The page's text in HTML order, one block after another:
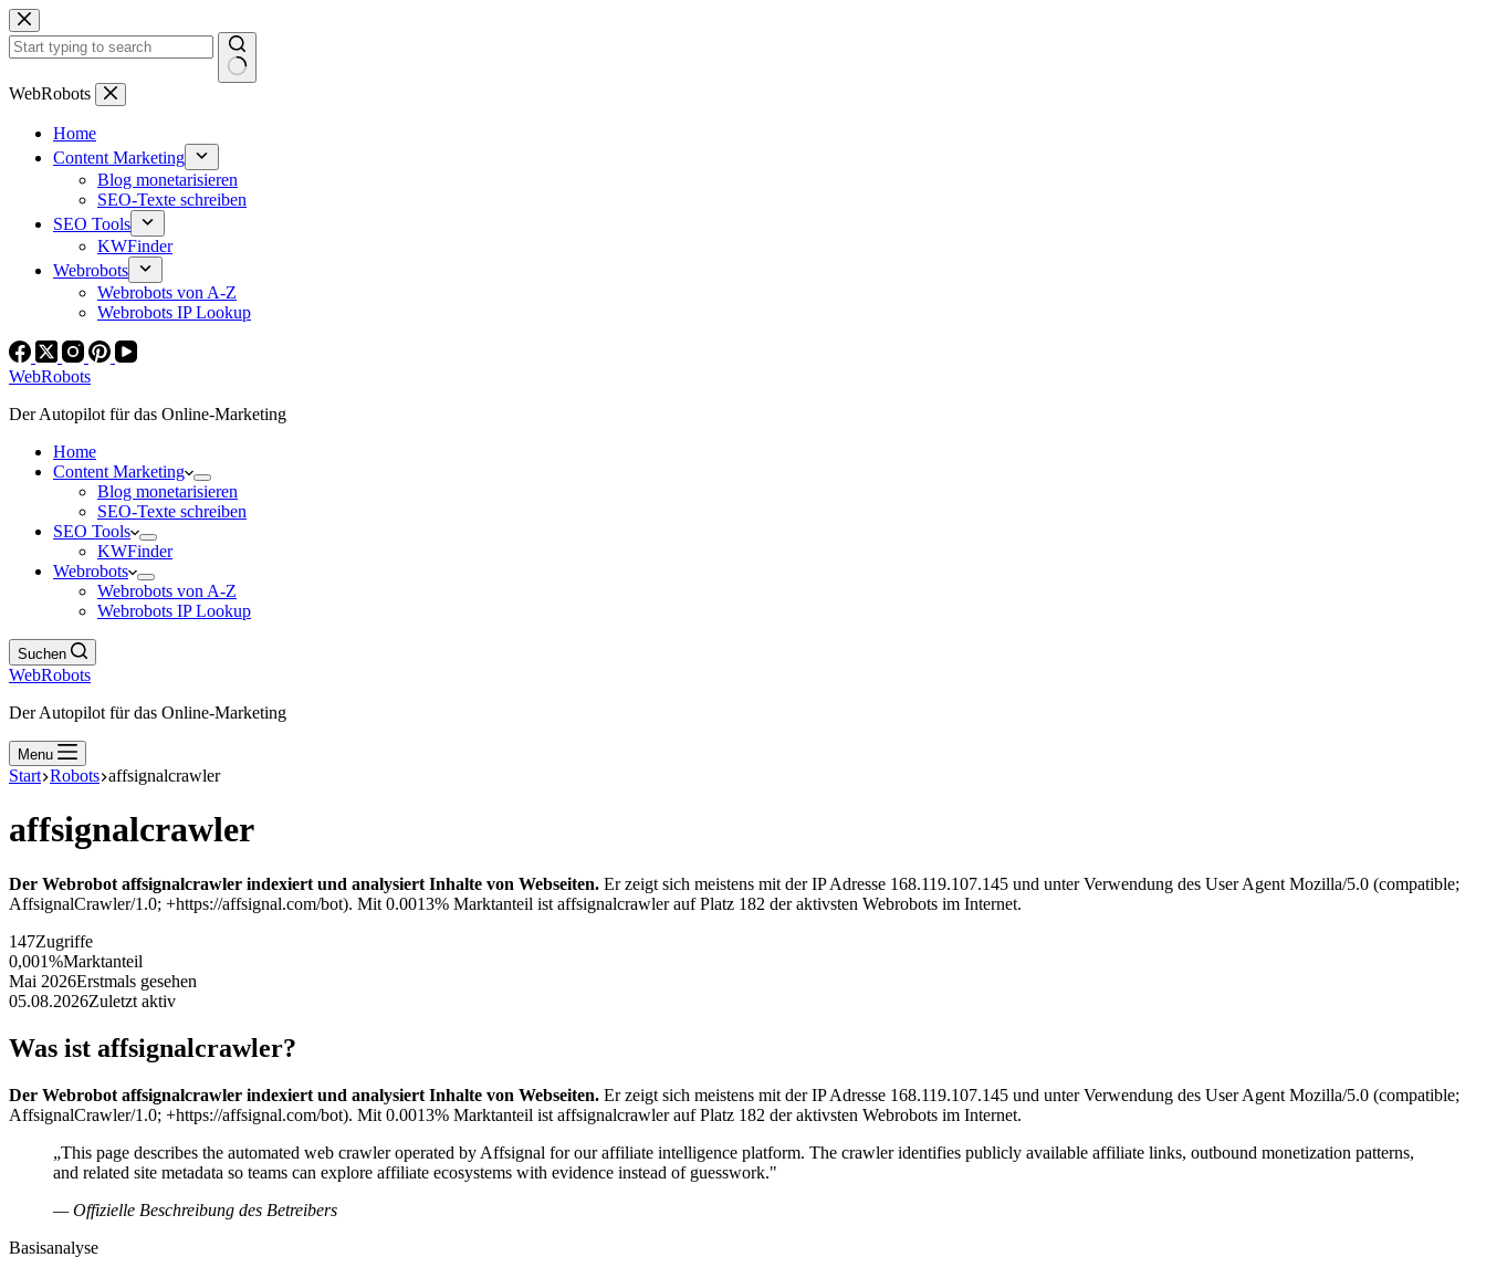
Zum
Inhalt
springen
Keine
WebRobots
Home
Content Marketing
Blog monetarisieren
SEO-Texte schreiben
SEO Tools
KWFinder
Webrobots
Webrobots von A-Z
Webrobots IP Lookup
WebRobots
Der Autopilot für das Online-Marketing
Home
Content Marketing
Blog monetarisieren
SEO-Texte schreiben
SEO Tools
KWFinder
Webrobots
Webrobots von A-Z
Webrobots IP Lookup
Suchen
WebRobots
Der Autopilot für das Online-Marketing
Menu
Start Robots affsignalcrawler
affsignalcrawler
Der Webrobot affsignalcrawler indexiert und analysiert Inhalte von Webseiten. Er zeigt sich meistens mit der IP Adresse 168.119.107.145 und unter Verwendung des User Agent Mozilla/5.0 (compatible;
AffsignalCrawler/1.0; +https://affsignal.com/bot). Mit 0.0013% Marktanteil ist affsignalcrawler auf Platz 182 der aktivsten Webrobots im Internet.
147Zugriffe
0,001%Marktanteil
Mai 2026Erstmals gesehen
05.08.2026Zuletzt aktiv
Was ist affsignalcrawler?
Der Webrobot affsignalcrawler indexiert und analysiert Inhalte von Webseiten. Er zeigt sich meistens mit der IP Adresse 168.119.107.145 und unter Verwendung des User Agent Mozilla/5.0 (compatible;
AffsignalCrawler/1.0; +https://affsignal.com/bot). Mit 0.0013% Marktanteil ist affsignalcrawler auf Platz 182 der aktivsten Webrobots im Internet.
„This page describes the automated web crawler operated by Affsignal for our affiliate intelligence platform. The crawler identifies publicly available affiliate links, outbound monetization patterns,
and related site metadata so teams can explore affiliate ecosystems with evidence instead of guesswork."
— Offizielle Beschreibung des Betreibers
Basisanalyse